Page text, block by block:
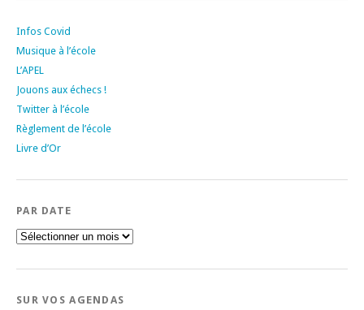
Infos Covid
Musique à l’école
L’APEL
Jouons aux échecs !
Twitter à l’école
Règlement de l’école
Livre d’Or
PAR DATE
Par
date
SUR VOS AGENDAS